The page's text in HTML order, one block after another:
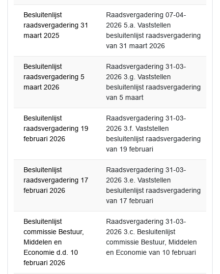
Besluitenlijst
raadsvergadering 31
maart 2025
Raadsvergadering 07-04-
2026 5.a. Vaststellen
besluitenlijst raadsvergadering
van 31 maart 2026
Besluitenlijst
raadsvergadering 5
maart 2026
Raadsvergadering 31-03-
2026 3.g. Vaststellen
besluitenlijst raadsvergadering
van 5 maart
Besluitenlijst
raadsvergadering 19
februari 2026
Raadsvergadering 31-03-
2026 3.f. Vaststellen
besluitenlijst raadsvergadering
van 19 februari
Besluitenlijst
raadsvergadering 17
februari 2026
Raadsvergadering 31-03-
2026 3.e. Vaststellen
besluitenlijst raadsvergadering
van 17 februari
Besluitenlijst
commissie Bestuur,
Middelen en
Economie d.d. 10
februari 2026
Raadsvergadering 31-03-
2026 3.c. Besluitenlijst
commissie Bestuur, Middelen
en Economie van 10 februari